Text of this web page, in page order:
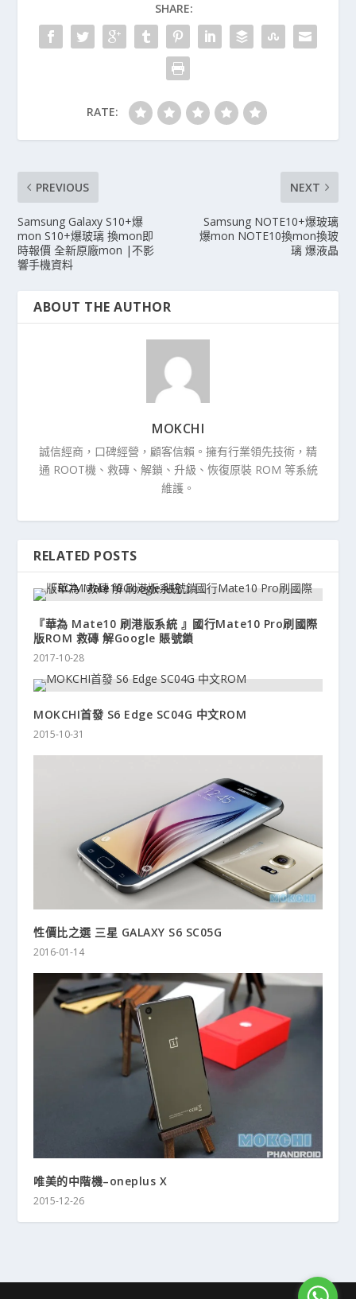
SHARE:
RATE:
PREVIOUS
Samsung Galaxy S10+爆
mon S10+爆玻璃 換mon即
時報價 全新原廠mon |不影
響手機資料
NEXT
Samsung NOTE10+爆玻璃
爆mon NOTE10換mon換玻
璃 爆液晶
ABOUT THE AUTHOR
MOKCHI
誠信經商，口碑經營，顧客信賴。擁有行業領先技術，精
通 ROOT機、救磚、解鎖、升級、恢復原裝 ROM 等系統
維護。
RELATED POSTS
『華為 Mate10 刷港版系統 』國行Mate10 Pro刷國際
版ROM 救磚 解Google 賬號鎖
2017-10-28
MOKCHI首發 S6 Edge SC04G 中文ROM
2015-10-31
性價比之選 三星 GALAXY S6 SC05G
2016-01-14
唯美的中階機–oneplus X
2015-12-26